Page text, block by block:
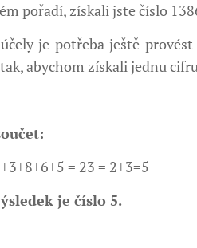
pořadí, získali jste číslo
je potřeba ještě
abychom získali jednu
= 23 = 2+3=5
je číslo 5.